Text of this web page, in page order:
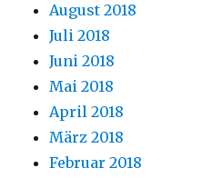
August 2018
Juli 2018
Juni 2018
Mai 2018
April 2018
März 2018
Februar 2018